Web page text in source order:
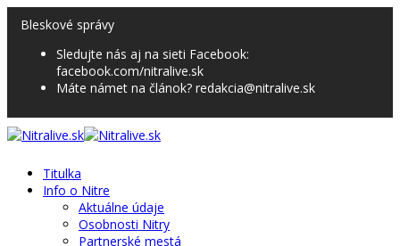
Bleskové správy
Sledujte nás aj na sieti Facebook:
facebook.com/nitralive.sk
Máte námet na článok? redakcia@nitralive.sk
Titulka
Info o Nitre
Aktuálne údaje
Osobnosti Nitry
Partnerské mestá